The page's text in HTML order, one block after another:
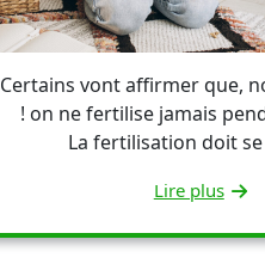
Certains vont affirmer que,
! on ne fertilise jamais
La fertilisation doit
Lire plus